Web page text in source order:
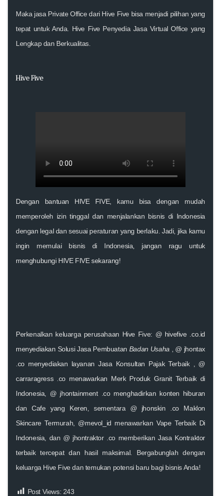
Maka jasa Private Office dari Hive Five bisa menjadi pilihan yang
tepat untuk Anda. Hive Five Penyedia Jasa Virtual Office yang
Lengkap dan Berkualitas.
Hive Five
Dengan bantuan HIVE FIVE,
kamu bisa dengan mudah
memperoleh izin tinggal dan menjalankan bisnis di Indonesia
dengan legal dan sesuai peraturan yang berlaku. Jadi, jika kamu
ingin memulai bisnis di Indonesia, jangan ragu untuk
menghubungi HIVE FIVE sekarang!
Perkenalkan keluarga perusahaan Hive Five: @ hivefive .co.id
menyediakan Solusi Jasa Pembuatan Badan Usaha , @ jhontax
.co menyediakan layanan Jasa Konsultan Pajak Terbaik, @
carraragress .co menawarkan Merk Produk Granit Terbaik di
Indonesia , @ jhontainment .co menghadirkan konten hiburan
danCafe yang Keren , sementara @ jhonskin .co
Maklon
Skincare Termurah
@mevol_id menawarkanVape Terbaik Di
Indonesia , dan @ jhontraktor .comemberikanJasa Kontraktor
terbaik tercepat dan hasil maksimal. Bergabunglah dengan
keluarga Hive Five dan temukan potensi baru bagi bisnis Anda!
Post Views: 243